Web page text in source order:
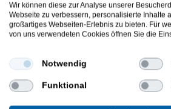
Forellenschlepper zum
oder Naturköder wie Bienenmaden
Wir können diese zur Analyse unserer
Webseite zu verbessern, personalisierte Inhalte
großartiges Webseiten-Erlebnis zu bieten. Für
von uns verwendeten Cookies öffnen Sie die
Notwendig
Funktional